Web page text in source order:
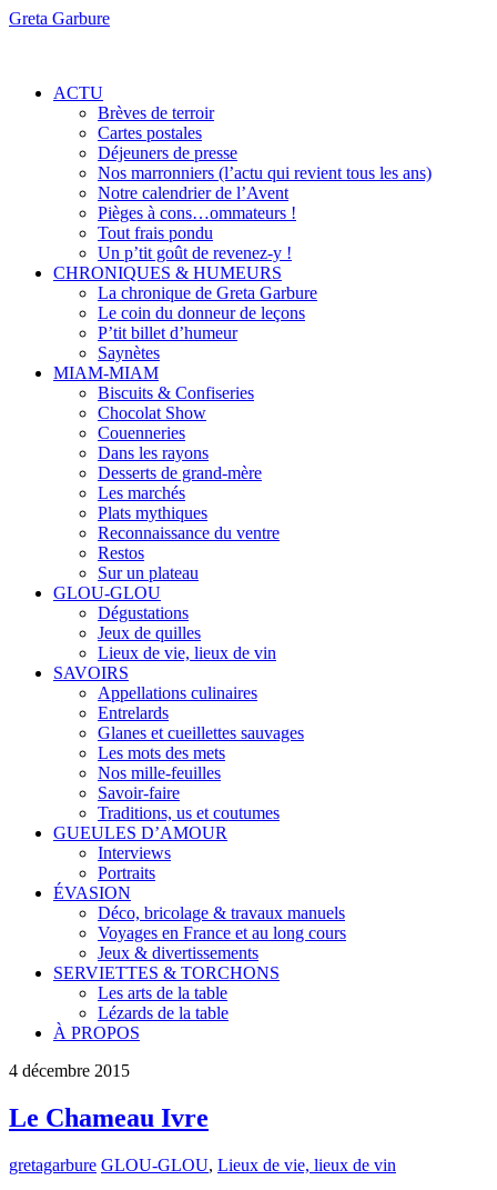
Greta Garbure
ACTU
Brèves de terroir
Cartes postales
Déjeuners de presse
Nos marronniers (l’actu qui revient tous les ans)
Notre calendrier de l’Avent
Pièges à cons…ommateurs !
Tout frais pondu
Un p’tit goût de revenez-y !
CHRONIQUES & HUMEURS
La chronique de Greta Garbure
Le coin du donneur de leçons
P’tit billet d’humeur
Saynètes
MIAM-MIAM
Biscuits & Confiseries
Chocolat Show
Couenneries
Dans les rayons
Desserts de grand-mère
Les marchés
Plats mythiques
Reconnaissance du ventre
Restos
Sur un plateau
GLOU-GLOU
Dégustations
Jeux de quilles
Lieux de vie, lieux de vin
SAVOIRS
Appellations culinaires
Entrelards
Glanes et cueillettes sauvages
Les mots des mets
Nos mille-feuilles
Savoir-faire
Traditions, us et coutumes
GUEULES D’AMOUR
Interviews
Portraits
ÉVASION
Déco, bricolage & travaux manuels
Voyages en France et au long cours
Jeux & divertissements
SERVIETTES & TORCHONS
Les arts de la table
Lézards de la table
À PROPOS
4 décembre 2015
Le Chameau Ivre
gretagarbure GLOU-GLOU, Lieux de vie, lieux de vin